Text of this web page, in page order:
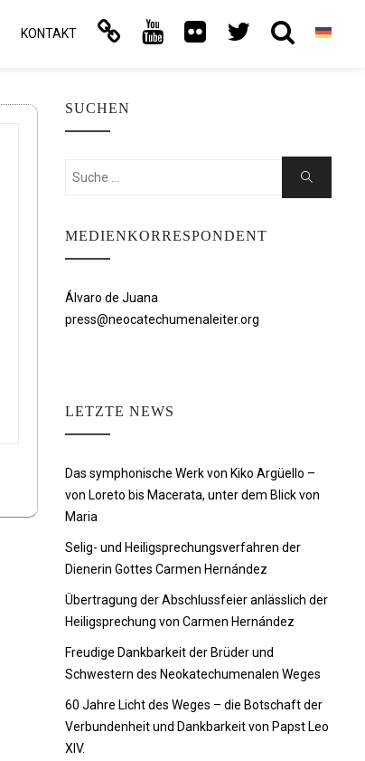
KONTAKT
SUCHEN
Suchen
Suche
MEDIENKORRESPONDENT
Álvaro de Juana
press@neocatechumenaleiter.org
LETZTE NEWS
Das symphonische Werk von Kiko Argüello –
von Loreto bis Macerata, unter dem Blick von
Maria
Selig- und Heiligsprechungsverfahren der
Dienerin Gottes Carmen Hernández
Übertragung der Abschlussfeier anlässlich der
Heiligsprechung von Carmen Hernández
Freudige Dankbarkeit der Brüder und
Schwestern des Neokatechumenalen Weges
60 Jahre Licht des Weges – die Botschaft der
Verbundenheit und Dankbarkeit von Papst Leo
XIV.